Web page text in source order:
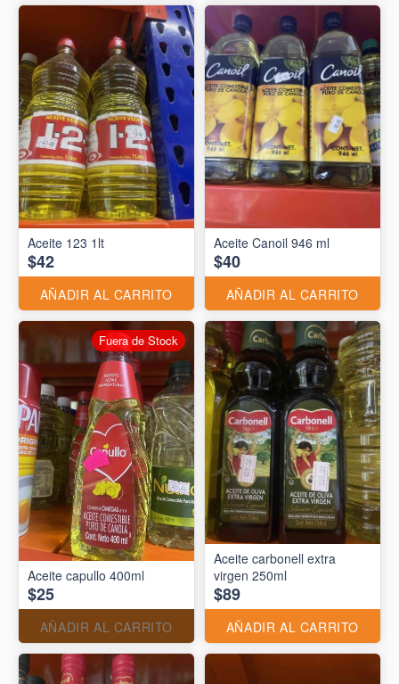
Aceite 123 1lt
$42
AÑADIR AL CARRITO
Aceite Canoil 946 ml
$40
AÑADIR AL CARRITO
Aceite capullo 400ml
$25
AÑADIR AL CARRITO
Fuera de Stock
Aceite carbonell extra
virgen 250ml
$89
AÑADIR AL CARRITO